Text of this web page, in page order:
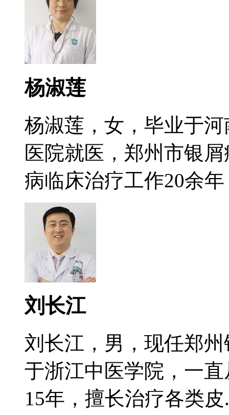
杨淑莲
杨淑莲，女，毕业于
医院就医，郑州市银
病临床治疗工作20余
刘长江
刘长江，男，现任郑
于浙江中医学院，一
15年，擅长治疗各类皮